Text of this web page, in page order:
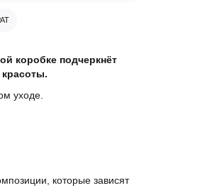
коробке подчеркнёт
уходе.
которые зависят